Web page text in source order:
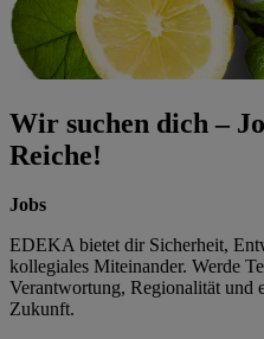
Wir suchen dich –
Reiche!
Jobs
EDEKA bietet dir Sicherheit,
kollegiales Miteinander. Werde
Verantwortung, Regionalität und
Zukunft.